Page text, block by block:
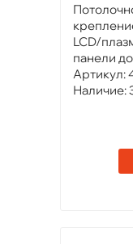
LCD/
панели
Артикул:
Наличие: